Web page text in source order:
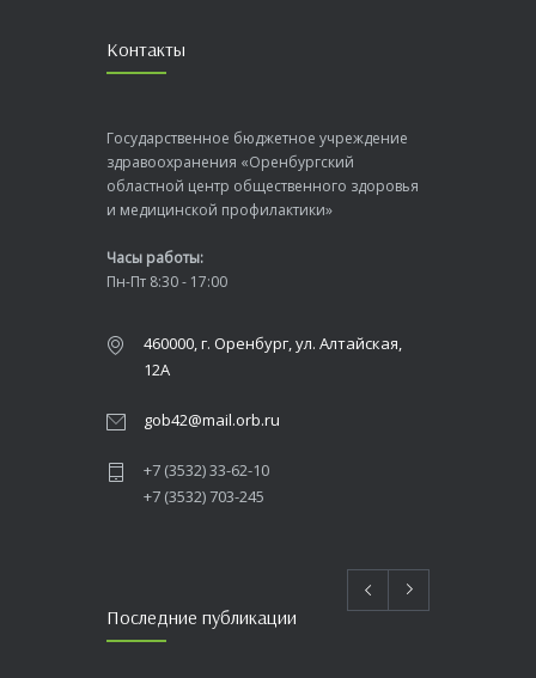
Контакты
Государственное бюджетное учреждение
здравоохранения «Оренбургский
областной центр общественного здоровья
и медицинской профилактики»
Часы работы:
Пн-Пт 8:30 - 17:00
460000, г. Оренбург, ул. Алтайская,
12А
gob42@mail.orb.ru
+7 (3532) 33-62-10
+7 (3532) 703-245
Последние публикации